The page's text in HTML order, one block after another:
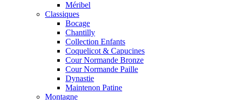
Méribel
Classiques
Bocage
Chantilly
Collection Enfants
Coquelicot & Capucines
Cour Normande Bronze
Cour Normande Paille
Dynastie
Maintenon Patine
Montagne